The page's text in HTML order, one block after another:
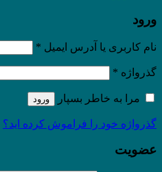
ورود
نام کاربری یا آدرس ایمیل *
گذرواژه *
مرا به خاطر بسپار ورود
گذرواژه خود را فراموش کرده اید؟
عضویت